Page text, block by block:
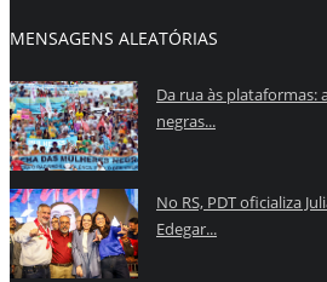
MENSAGENS ALEATÓRIAS
Da rua às plataformas:
negras...
No RS, PDT oficializa
Edegar...